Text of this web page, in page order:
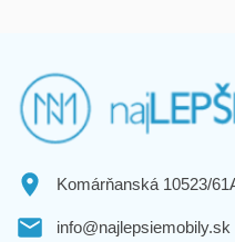
Komárňanská 10523/
info@najlepsiemobily.sk